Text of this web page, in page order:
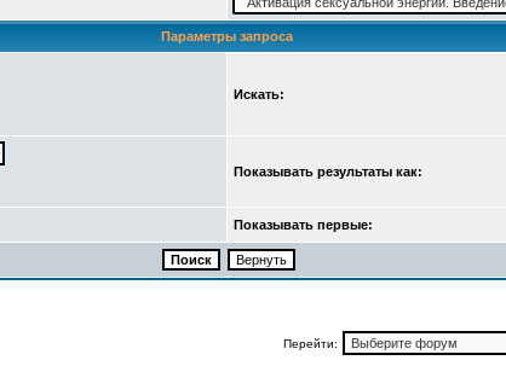
Параметры запроса
Искать:
Показывать результаты как:
Показывать первые:
Перейти: